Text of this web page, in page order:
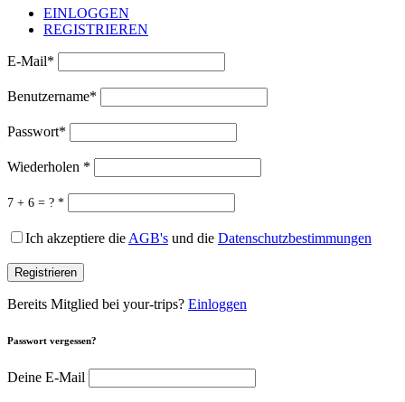
EINLOGGEN
REGISTRIEREN
E-Mail*
Benutzername*
Passwort*
Wiederholen *
7 + 6 = ? *
Ich akzeptiere die AGB's und die Datenschutzbestimmungen
Registrieren
Bereits Mitglied bei your-trips? Einloggen
Passwort vergessen?
Deine E-Mail